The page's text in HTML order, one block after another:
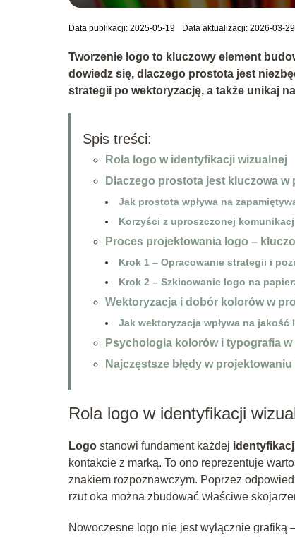
Data publikacji: 2025-05-19 Data aktualizacji: 2026-03-29
Tworzenie logo to kluczowy element
dowiedz się, dlaczego prostota jest
strategii po wektoryzację, a także unikaj
Spis treści:
Rola logo w identyfikacji wizualnej
Dlaczego prostota jest kluczowa
Jak prostota wpływa na
Korzyści z uproszczonej
Proces projektowania logo –
Krok 1 – Opracowanie strategii i
Krok 2 – Szkicowanie logo na
Wektoryzacja i dobór kolorów w
Jak wektoryzacja wpływa na jakość
Psychologia kolorów i typografia w
Najczęstsze błędy w
Rola logo w identyfikacji
Logo stanowi fundament każdej
kontakcie z marką. To ono reprezentuje
znakiem rozpoznawczym. Poprzez
rzut oka można zbudować właściwe
Nowoczesne logo nie jest wyłącznie